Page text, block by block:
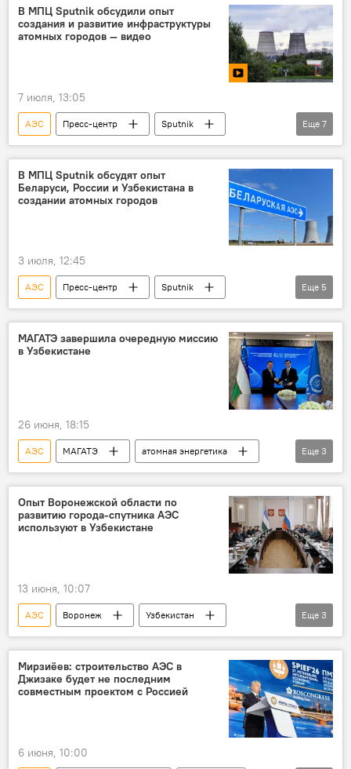
ВСУ
Росатом
Беспилотник
В МПЦ Sputnik обсудили опыт
создания и развитие инфраструктуры
атомных городов — видео
7 июля, 13:05
АЭС Пресс-центр
Sputnik
Узбекистан
видеомост
Москва
Ташкент
Минск
Строительство АЭС в Узбекистане
Видео
Еще 7
В МПЦ Sputnik обсудят опыт
Беларуси, России и Узбекистана в
создании атомных городов
3 июля, 12:45
АЭС Пресс-центр
Sputnik
пресс-конференция
Минск
Москва
Ташкент
Строительство АЭС в Узбекистане
Еще 5
МАГАТЭ завершила очередную миссию
в Узбекистане
26 июня, 18:15
АЭС МАГАТЭ
атомная энергетика
Узбекистан
Узатом миссия
Еще 3
Опыт Воронежской области по
развитию города-спутника АЭС
используют в Узбекистане
13 июня, 10:07
АЭС Воронеж
Узбекистан
сотрудничество
Строительство АЭС в Узбекистане
Россия
Еще 3
Мирзиёев: строительство АЭС в
Джизаке будет не последним
совместным проектом с Россией
6 июня, 10:00